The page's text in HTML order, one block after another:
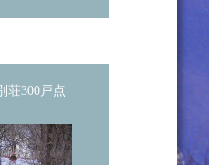
荘300戸点